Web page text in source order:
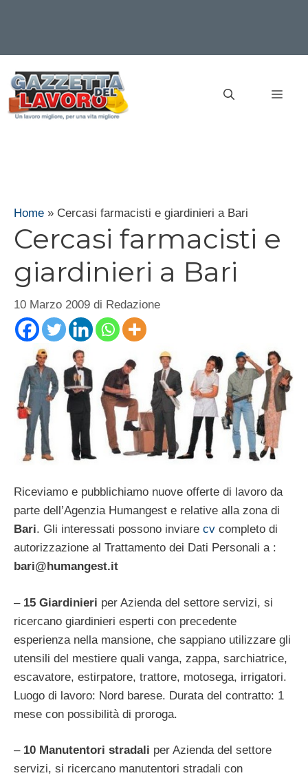
contenuto
Home » Cercasi farmacisti e giardinieri a Bari
Cercasi farmacisti e
giardinieri a Bari
10 Marzo 2009 di Redazione
Riceviamo e pubblichiamo nuove offerte di lavoro da
parte dell’Agenzia Humangest e relative alla zona di
Bari. Gli interessati possono inviare cv completo di
autorizzazione al Trattamento dei Dati Personali a :
bari@humangest.it
– 15 Giardinieri per Azienda del settore servizi, si
ricercano giardinieri esperti con precedente
esperienza nella mansione, che sappiano utilizzare gli
utensili del mestiere quali vanga, zappa, sarchiatrice,
escavatore, estirpatore, trattore, motosega, irrigatori.
Luogo di lavoro: Nord barese. Durata del contratto: 1
mese con possibilità di proroga.
– 10 Manutentori stradali per Azienda del settore
servizi, si ricercano manutentori stradali con